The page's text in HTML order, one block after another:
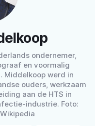
ondernemer,
en voormalig
Middelkoop werd in
ouders, werkzaam
aan de HTS in
industrie. Foto: